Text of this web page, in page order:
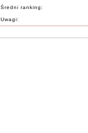
Średni ranking:
Uwagi: